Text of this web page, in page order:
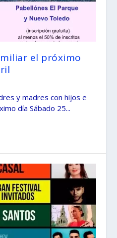
el próximo
y madres con hijos e
día Sábado 25...